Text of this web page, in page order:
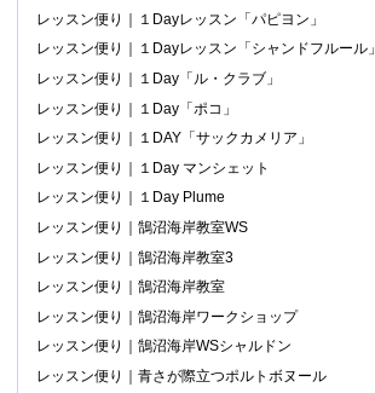
レッスン便り｜１Dayレッスン「パピヨン」
レッスン便り｜１Dayレッスン「シャンドフルール」
レッスン便り｜１Day「ル・クラブ」
レッスン便り｜１Day「ポコ」
レッスン便り｜１DAY「サックカメリア」
レッスン便り｜１Day マンシェット
レッスン便り｜１Day Plume
レッスン便り｜鵠沼海岸教室WS
レッスン便り｜鵠沼海岸教室3
レッスン便り｜鵠沼海岸教室
レッスン便り｜鵠沼海岸ワークショップ
レッスン便り｜鵠沼海岸WSシャルドン
レッスン便り｜青さが際立つポルトボヌール